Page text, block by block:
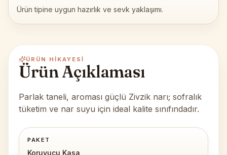
Ürün tipine uygun hazırlık ve sevk yaklaşımı.
ÜRÜN HIKAYESI
Ürün Açıklaması
Parlak taneli, aroması güçlü Zivzik narı; sofralık
tüketim ve nar suyu için ideal kalite sınıfındadır.
PAKET
Koruyucu Kasa